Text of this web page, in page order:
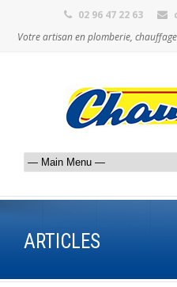
02 96 47 22 63
Votre artisan en plomberie,
ARTICLES